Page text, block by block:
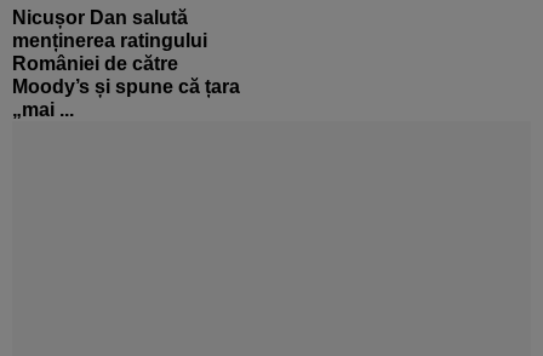
Nicușor Dan salută
menținerea ratingului
României de către
Moody’s și spune că țara
„mai ...